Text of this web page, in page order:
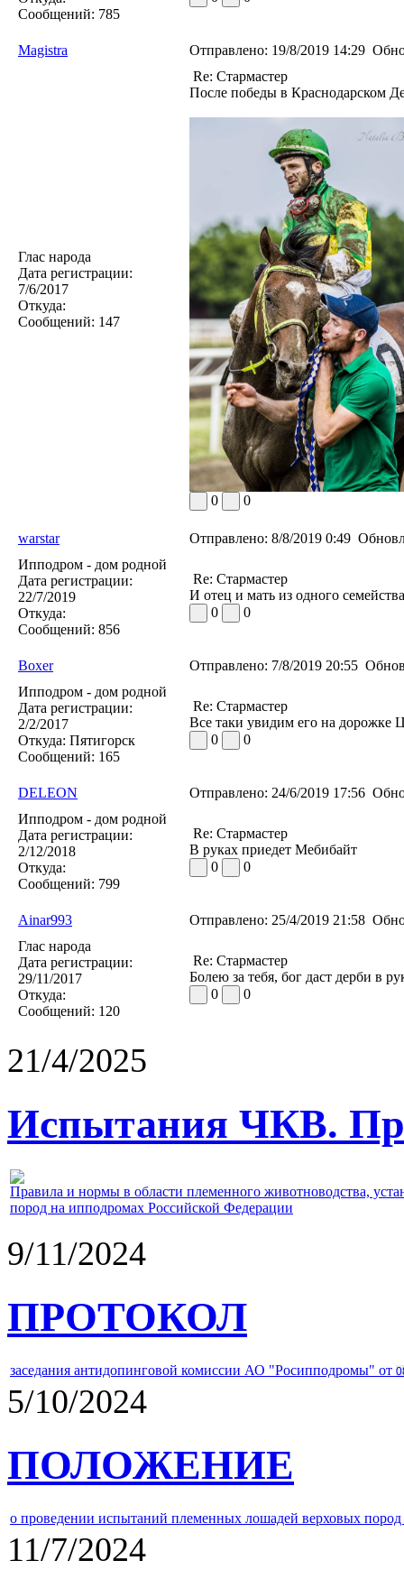
Сообщений: 785
Magistra Отправлено: 19/8/2019 14:29
Глас народа
Дата регистрации:
7/6/2017
Откуда:
Сообщений: 147
Re: Стармастер
После победы в Краснодарском
0 0
warstar Отправлено: 8/8/2019 0:49
Ипподром - дом родной
Дата регистрации:
22/7/2019
Откуда:
Сообщений: 856
Re: Стармастер
И отец и мать из одного
0
0
Boxer Отправлено: 7/8/2019 20:55
Ипподром - дом родной
Дата регистрации:
2/2/2017
Откуда: Пятигорск
Сообщений: 165
Re: Стармастер
Все таки увидим его на дорожке
0
0
DELEON Отправлено: 24/6/2019 17:56
Ипподром - дом родной
Дата регистрации:
2/12/2018
Откуда:
Сообщений: 799
Re: Стармастер
В руках приедет Мебибайт
0
0
Ainar993 Отправлено: 25/4/2019 21:58
Глас народа
Дата регистрации:
29/11/2017
Откуда:
Сообщений: 120
Re: Стармастер
Болею за тебя, бог даст дерби в
0
0
21/4/2025
Испытания ЧКВ.
Правила и нормы в области племенного животноводства,
пород на ипподромах Российской Федерации
9/11/2024
ПРОТОКОЛ
заседания антидопинговой комиссии АО "Росипподромы" от
5/10/2024
ПОЛОЖЕНИЕ
о проведении испытаний племенных лошадей верховых
11/7/2024